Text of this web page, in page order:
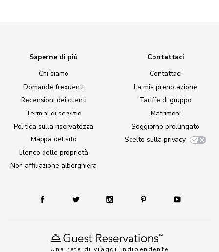
Una rete di viaggi indipendente
Saperne di più
Chi siamo
Domande frequenti
Recensioni dei clienti
Termini di servizio
Politica sulla riservatezza
Mappa del sito
Elenco delle proprietà
Non affiliazione alberghiera
Contattaci
Contattaci
La mia prenotazione
Tariffe di gruppo
Matrimoni
Soggiorno prolungato
Scelte sulla privacy